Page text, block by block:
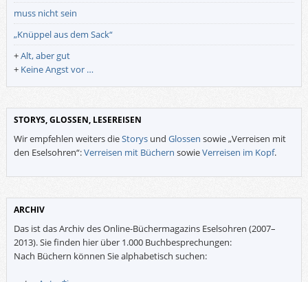
muss nicht sein
„Knüppel aus dem Sack“
+Alt, aber gut
+ Keine Angst vor …
STORYS, GLOSSEN, LESEREISEN
Wir empfehlen weiters dieStorysund Glossen sowie „Verreisen mit
den Eselsohren“:Verreisen mit Büchern sowieVerreisen im Kopf.
ARCHIV
Das ist das Archiv des Online-Büchermagazins Eselsohren (2007–
2013). Sie finden hier über 1.000 Buchbesprechungen:
Nach Büchern können Sie alphabetisch suchen: